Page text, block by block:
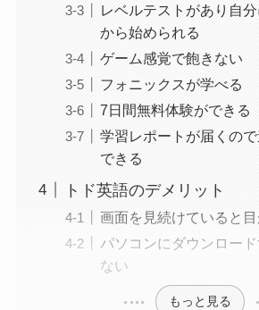
レベルテストがあり自
から始められる
ゲーム感覚で飽きない
フォニックスが学べる
7日間無料体験ができる
学習レポートが届くの
できる
トド英語のデメリット
画面を見続けていると
パソコンにダウンロー
ない
もっと見る